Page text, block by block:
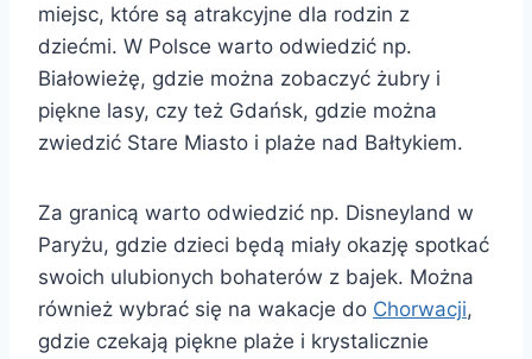
miejsc, które są atrakcyjne dla rodzin z
dziećmi. W Polsce warto odwiedzić np.
Białowieżę, gdzie można zobaczyć żubry i
piękne lasy, czy też Gdańsk, gdzie można
zwiedzić Stare Miasto i plaże nad Bałtykiem.
Za granicą warto odwiedzić np. Disneyland w
Paryżu, gdzie dzieci będą miały okazję spotkać
swoich ulubionych bohaterów z bajek. Można
również wybrać się na wakacje do Chorwacji,
gdzie czekają piękne plaże i krystalicznie